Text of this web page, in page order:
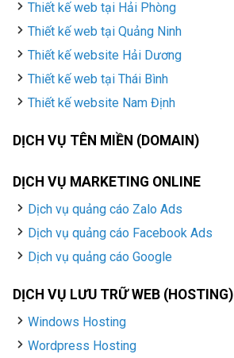
Thiết kế web tại Hải Phòng
Thiết kế web tại Quảng Ninh
Thiết kế website Hải Dương
Thiết kế web tại Thái Bình
Thiết kế website Nam Định
DỊCH VỤ TÊN MIỀN (DOMAIN)
DỊCH VỤ MARKETING ONLINE
Dịch vụ quảng cáo Zalo Ads
Dịch vụ quảng cáo Facebook Ads
Dịch vụ quảng cáo Google
DỊCH VỤ LƯU TRỮ WEB (HOSTING)
Windows Hosting
Wordpress Hosting